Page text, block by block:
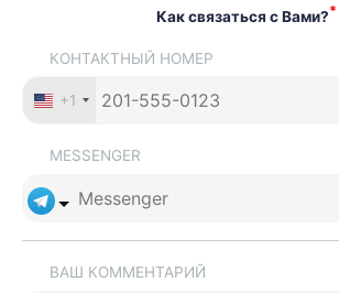
Как связаться с Вами?*
КОНТАКТНЫЙ НОМЕР
+1
MESSENGER
ВАШ КОММЕНТАРИЙ